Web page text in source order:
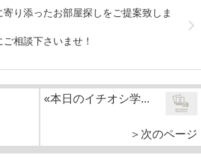
寄り添ったお部屋探しをご提案致しま
ご相談下さいませ！
«本日のイチオシ学...
＞次のページ